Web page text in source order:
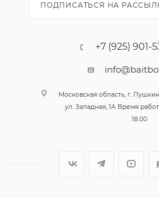
ПОДПИСАТЬСЯ НА
+7 (925) 901-
Московская область, г.
ул. Западная, 1А Время
18.00